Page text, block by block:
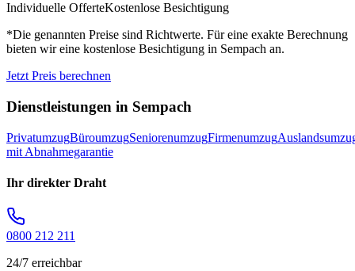
Individuelle OfferteKostenlose Besichtigung
*Die genannten Preise sind Richtwerte. Für eine exakte Berechnung
bieten wir eine kostenlose Besichtigung in Sempach an.
Jetzt Preis berechnen
Dienstleistungen in Sempach
PrivatumzugBüroumzugSeniorenumzugFirmenumzug
mit Abnahmegarantie
Ihr direkter Draht
0800 212 211
24/7 erreichbar